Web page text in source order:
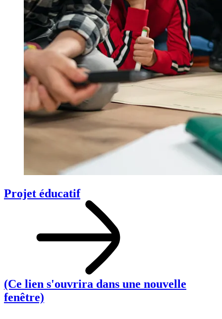
Projet éducatif
(Ce lien s'ouvrira dans une nouvelle
fenêtre)